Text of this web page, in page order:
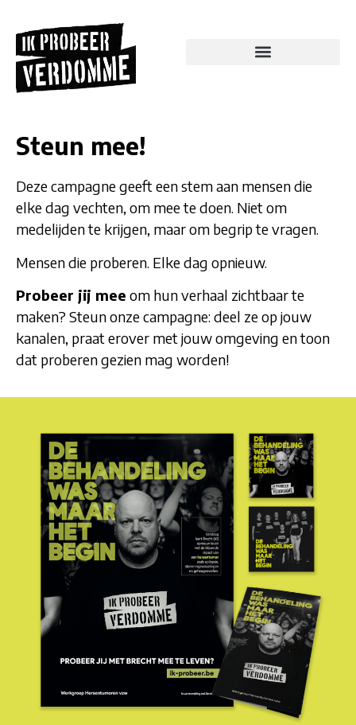
inhoud
Steun mee!
Deze campagne geeft een stem aan mensen die
elke dag vechten, om mee te doen. Niet om
medelijden te krijgen, maar om begrip te vragen.
Mensen die proberen. Elke dag opnieuw.
Probeer jij mee om hun verhaal zichtbaar te
maken? Steun onze campagne: deel ze op jouw
kanalen, praat erover met jouw omgeving en toon
dat proberen gezien mag worden!